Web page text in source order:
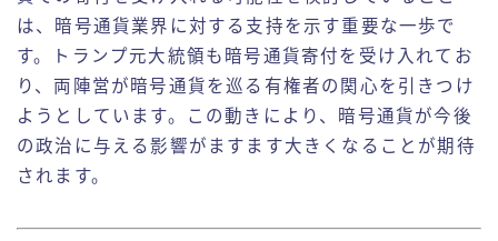
は、暗号通貨業界に対する支持を示す重要な一歩で
す。トランプ元大統領も暗号通貨寄付を受け入れてお
り、両陣営が暗号通貨を巡る有権者の関心を引きつけ
ようとしています。この動きにより、暗号通貨が今後
の政治に与える影響がますます大きくなることが期待
されます。